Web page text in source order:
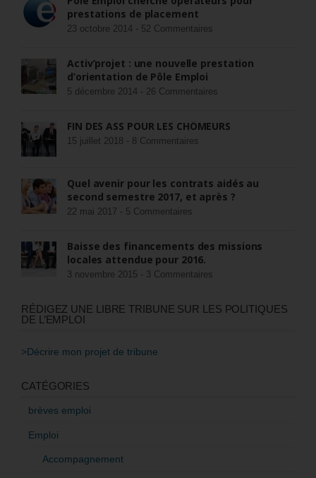
prestations de placement
23 octobre 2014 - 52 Commentaires
Activ’projet : une nouvelle prestation
d’orientation de Pôle Emploi
5 décembre 2014 - 26 Commentaires
FIN DES ASS POUR LES CHÔMEURS
15 juillet 2018 - 8 Commentaires
Quel avenir pour les contrats aidés au
second semestre 2017, et après ?
22 mai 2017 - 5 Commentaires
Baisse des financements des missions
locales attendue pour 2016.
3 novembre 2015 - 3 Commentaires
RÉDIGEZ UNE LIBRE TRIBUNE SUR LES POLITIQUES
DE L’EMPLOI
>Décrire mon projet de tribune
CATÉGORIES
brèves emploi
Emploi
Accompagnement